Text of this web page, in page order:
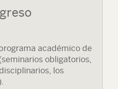
académico de
obligatorios,
los